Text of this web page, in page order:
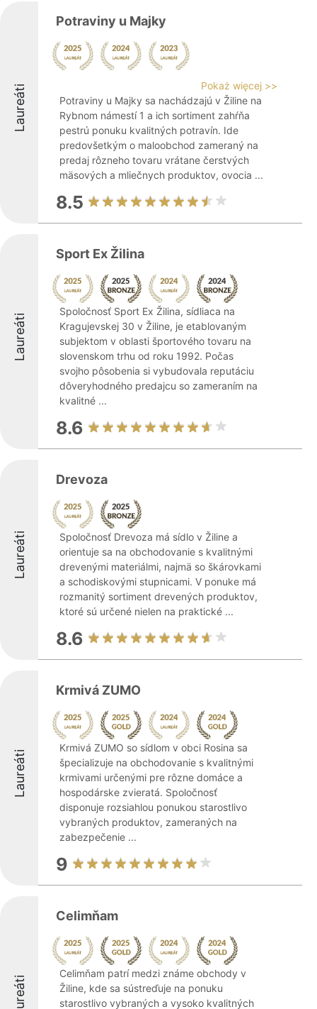
Laureáti
Potraviny u Majky
Pokaż więcej >>
Potraviny u Majky sa nachádzajú v Žiline na
Rybnom námestí 1 a ich sortiment zahŕňa
pestrú ponuku kvalitných potravín. Ide
predovšetkým o maloobchod zameraný na
predaj rôzneho tovaru vrátane čerstvých
mäsových a mliečnych produktov, ovocia ...
8.5
Laureáti
Sport Ex Žilina
Spoločnosť Sport Ex Žilina, sídliaca na
Kragujevskej 30 v Žiline, je etablovaným
subjektom v oblasti športového tovaru na
slovenskom trhu od roku 1992. Počas
svojho pôsobenia si vybudovala reputáciu
dôveryhodného predajcu so zameraním na
kvalitné ...
8.6
Laureáti
Drevoza
Spoločnosť Drevoza má sídlo v Žiline a
orientuje sa na obchodovanie s kvalitnými
drevenými materiálmi, najmä so škárovkami
a schodiskovými stupnicami. V ponuke má
rozmanitý sortiment drevených produktov,
ktoré sú určené nielen na praktické ...
8.6
Laureáti
Krmivá ZUMO
Krmivá ZUMO so sídlom v obci Rosina sa
špecializuje na obchodovanie s kvalitnými
krmivami určenými pre rôzne domáce a
hospodárske zvieratá. Spoločnosť
disponuje rozsiahlou ponukou starostlivo
vybraných produktov, zameraných na
zabezpečenie ...
9
Laureáti
Celimňam
Celimňam patrí medzi známe obchody v
Žiline, kde sa sústreďuje na ponuku
starostlivo vybraných a vysoko kvalitných